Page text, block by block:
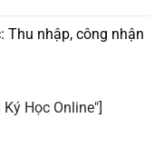
Thu nhập, công nhận
Học Online"]